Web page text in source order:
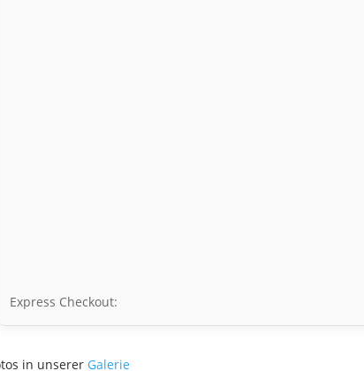
Express Checkout:
in unserer Galerie